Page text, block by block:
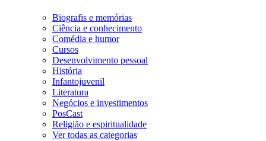
Biografis e memórias
Ciência e conhecimento
Comédia e humor
Cursos
Desenvolvimento pessoal
História
Infantojuvenil
Literatura
Negócios e investimentos
PosCast
Religião e espiritualidade
Ver todas as categorias